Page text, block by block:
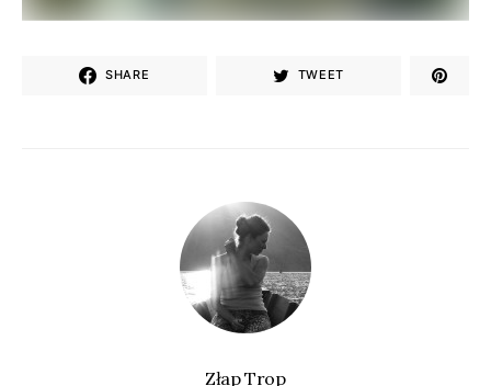
SHARE TWEET
Złap Trop